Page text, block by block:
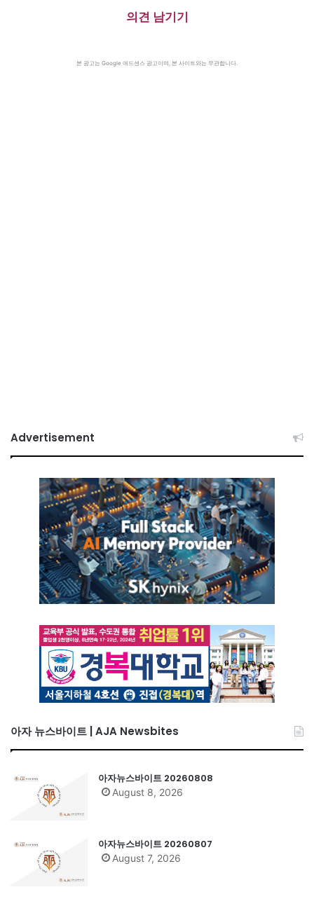
의견 남기기
본 광고는 Google 애드센스 광고이며, 본 사이트와는 무관합니다.
Advertisement
아자 뉴스바이트 | AJA Newsbites
아자뉴스바이트 20260808
August 8, 2026
아자뉴스바이트 20260807
August 7, 2026